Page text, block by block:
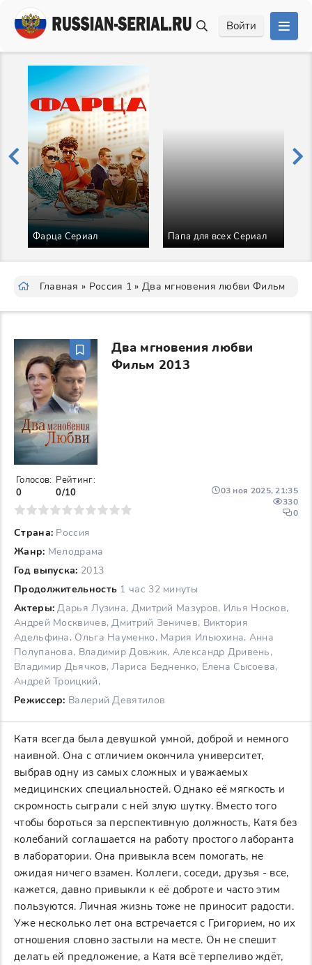
Войти
Фарца Сериал Папа для всех Сериал
Главная » Россия 1 » Два мгновения любви Фильм
Два мгновения любви
Фильм 2013
Страна: Россия
Жанр: Мелодрама
Год выпуска: 2013
Продолжительность 1 час 32 минуты
Актеры: Дарья Лузина, Дмитрий Мазуров, Илья Носков,
Андрей Москвичев, Дмитрий Зеничев, Виктория
Адельфина, Ольга Науменко, Мария Ильюхина, Анна
Полупанова, Владимир Довжик, Александр Дривень,
Владимир Дьячков, Лариса Бедненко, Елена Сысоева,
Андрей Троицкий,
Режиссер: Валерий Девятилов
03 ноя 2025, 21:35
330
0
Голосов:
0
Рейтинг:
0/10
7 8 9 10
Катя всегда была девушкой умной, доброй и немного
наивной. Она с отличием окончила университет,
выбрав одну из самых сложных и уважаемых
медицинских специальностей. Однако её мягкость и
скромность сыграли с ней злую шутку. Вместо того
чтобы бороться за перспективную должность, Катя без
колебаний соглашается на работу простого лаборанта
в лаборатории. Она привыкла всем помогать, не
ожидая ничего взамен. Коллеги, соседи, друзья - все,
кажется, давно привыкли к её доброте и часто этим
пользуются. Личная жизнь тоже не приносит радости.
Уже несколько лет она встречается с Григорием, но их
отношения словно застыли на месте. Он не спешит
делать ей предложение, а Катя всё терпеливо ждёт,